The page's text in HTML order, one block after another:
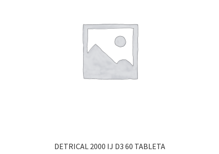
DETRICAL 2000 IJ D3 60 TABLETA